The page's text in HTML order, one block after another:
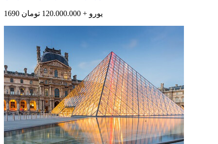
1690 یورو + 120.000.000 تومان